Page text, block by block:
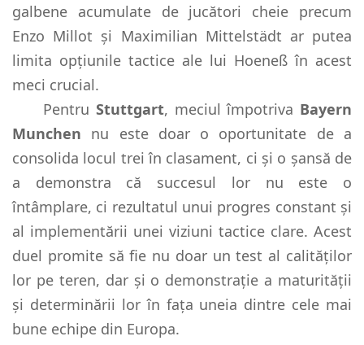
galbene acumulate de jucători cheie precum
Enzo Millot și Maximilian Mittelstädt ar putea
limita opțiunile tactice ale lui Hoeneß în acest
meci crucial.
PentruStuttgart, meciul împotriva Bayern
Munchen nu este doar o oportunitate de a
consolida locul trei în clasament, ci și o șansă de
a demonstra că succesul lor nu este o
întâmplare, ci rezultatul unui progres constant și
al implementării unei viziuni tactice clare. Acest
duel promite să fie nu doar un test al calităților
lor pe teren, dar și o demonstrație a maturității
și determinării lor în fața uneia dintre cele mai
bune echipe din Europa.